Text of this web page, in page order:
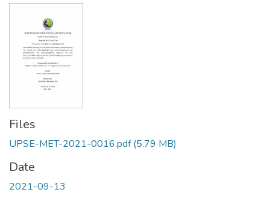
Files
UPSE-MET-2021-0016.pdf(5.79 MB)
Date
2021-09-13